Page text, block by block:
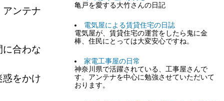
アンテナ
に合わな
惑をかけ
亀戸を愛する大竹さんの日記
電気屋による賃貸住宅の日誌
電気屋が、賃貸住宅の運営をしたら鬼に金
棒、住民にとっては大変安心ですね。
家電工事屋の日常
神奈川県で活躍されている、工事屋さんで
す。アンテナを中心に勉強させていただいて
おります。